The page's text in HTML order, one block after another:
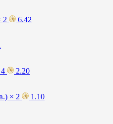
2 6.42
2.20
× 2 1.10